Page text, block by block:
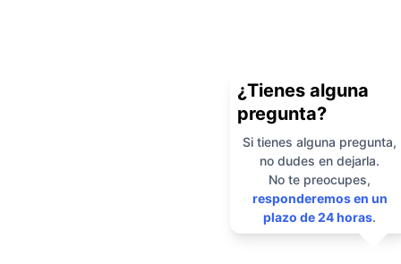
¿Tienes alguna
pregunta?
Si tienes alguna pregunta,
no dudes en dejarla.
No te preocupes,
responderemos en un
plazo de 24 horas.